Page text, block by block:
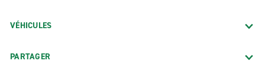
VÉHICULES
PARTAGER